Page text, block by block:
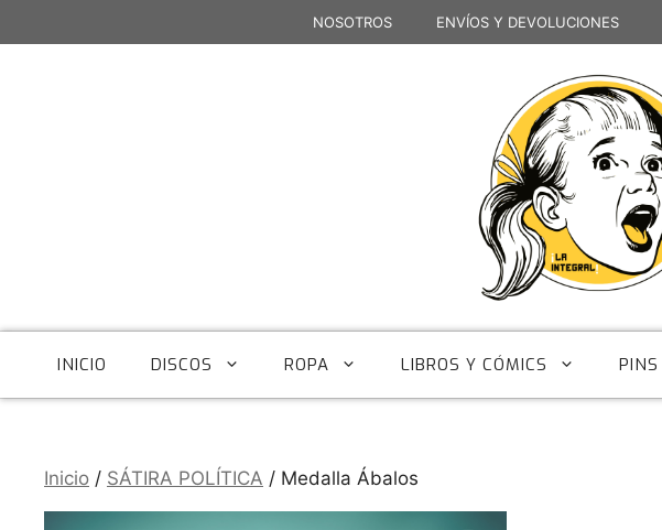
al
NOSOTROS ENVÍOS Y DEVOLUCIONES
INICIO DISCOS ROPA LIBROS Y CÓMICS PINS
Inicio / SÁTIRA POLÍTICA / Medalla Ábalos